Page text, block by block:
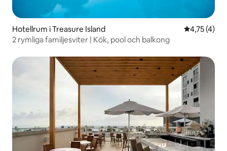
Hotellrum i Treasure Island 4,75 av 5 i
4,75 (4)
2 rymliga familjesviter | Kök, pool och balkong